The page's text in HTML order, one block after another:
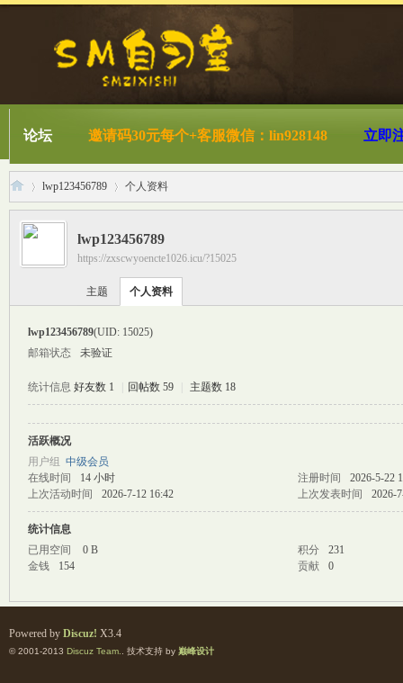
论坛 邀请码30元每个+客服微信：lin928148 立即
›
lwp123456789
›
个人资料
lwp123456789
https://zxscwyoencte1026.icu/?15025
主题 个人资料
lwp123456789(UID: 15025)
邮箱状态
未验证
统计信息 好友数 1 回帖数 59 主题数 18
活跃概况
用户组 中级会员
在线时间
14 小时 注册时间
2026-5-22
上次活动时间
2026-7-12 16:42 上次发表时间 2026-
统计信息
已用空间
0 B 积分
231
金钱
154 贡献 0
Powered by Discuz! X3.4
© 2001-2013 Discuz Team. . 技术支持 by 巅峰设计